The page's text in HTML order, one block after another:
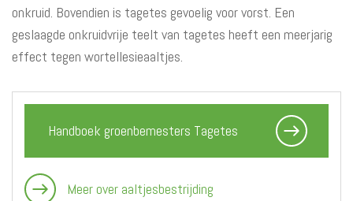
onkruid. Bovendien is tagetes gevoelig voor vorst. Een
geslaagde onkruidvrije teelt van tagetes heeft een meerjarig
effect tegen wortellesieaaltjes.
Handboek groenbemesters Tagetes
Meer over aaltjesbestrijding